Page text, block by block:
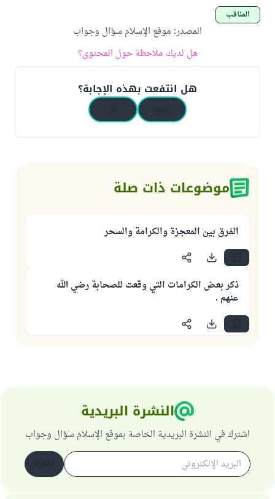
المناقب
المصدر: موقع الإسلام سؤال وجواب
هل لديك ملاحظة حول المحتوى؟
هل انتفعت بهذه الإجابة؟
موضوعات ذات صلة
الفرق بين المعجزة والكرامة والسحر
ذكر بعض الكرامات التي وقعت للصحابة رضي الله
عنهم .
النشرة البريدية
اشترك في النشرة البريدية الخاصة بموقع الإسلام سؤال وجواب